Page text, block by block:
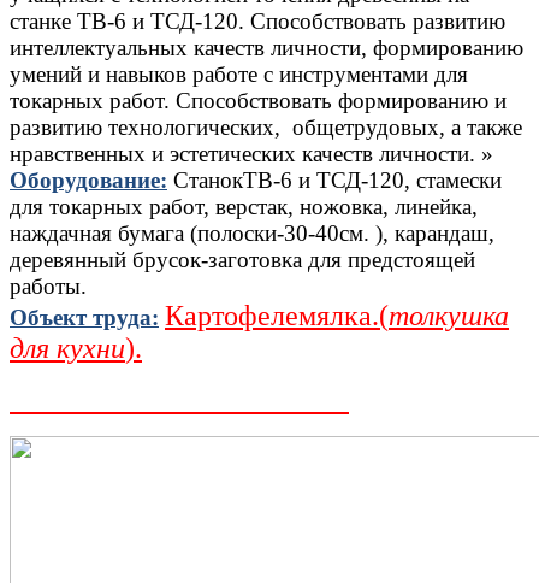
станке ТВ-6 и ТСД-120. Способствовать развитию
интеллектуальных качеств личности, формированию
умений и навыков работе с инструментами для
токарных работ. Способствовать формированию и
развитию технологических, общетрудовых, а также
нравственных и эстетических качеств личности. »
Оборудование: СтанокТВ-6 и ТСД-120, стамески
для токарных работ, верстак, ножовка, линейка,
наждачная бумага (полоски-30-40см. ), карандаш,
деревянный брусок-заготовка для предстоящей
работы.
Объект труда: Картофелемялка.(толкушка
для кухни).